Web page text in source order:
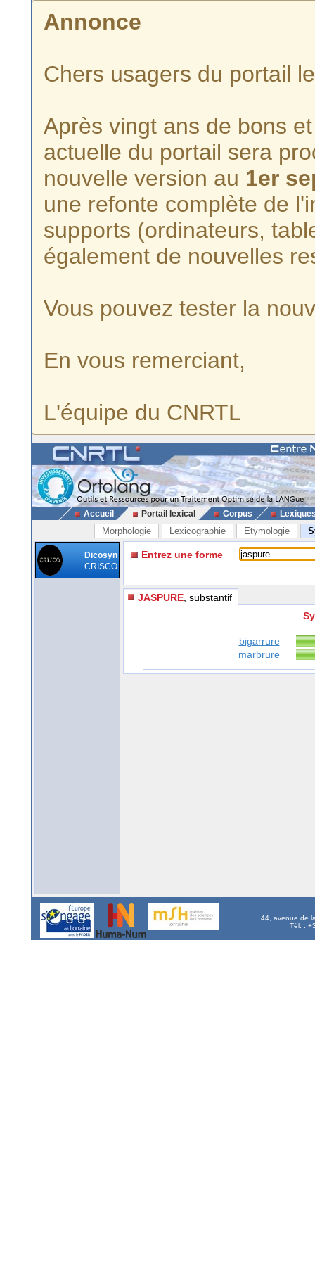
Annonce
Chers usagers du portail
Après vingt ans de bons
actuelle du portail sera
nouvelle version au 1er
une refonte complète de
supports (ordinateurs,
également de nouvelles
Vous pouvez tester la
En vous remerciant,
L'équipe du CNRTL
Accueil Portail lexical Corpus
Morphologie Lexicographie Etymologie
Dicosyn
CRISCO
Entrez une forme
JASPURE , substantif
bigarrure
marbrure
44, avenue de
Tél. :